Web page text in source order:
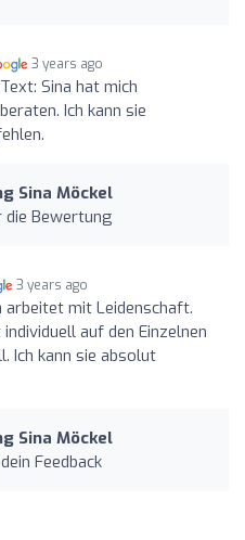
3 years ago
Sina hat mich
Ich kann sie
Sina Möckel
die Bewertung
3 years ago
arbeitet mit Leidenschaft.
auf den Einzelnen
Ich kann sie absolut
Sina Möckel
Feedback